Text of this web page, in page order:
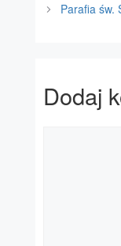
Parafia św.
Dodaj